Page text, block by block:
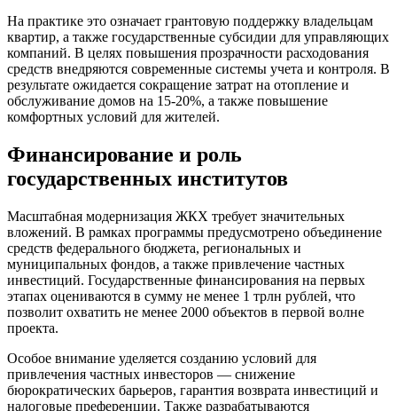
На практике это означает грантовую поддержку владельцам
квартир, а также государственные субсидии для управляющих
компаний. В целях повышения прозрачности расходования
средств внедряются современные системы учета и контроля. В
результате ожидается сокращение затрат на отопление и
обслуживание домов на 15-20%, а также повышение
комфортных условий для жителей.
Финансирование и роль
государственных институтов
Масштабная модернизация ЖКХ требует значительных
вложений. В рамках программы предусмотрено объединение
средств федерального бюджета, региональных и
муниципальных фондов, а также привлечение частных
инвестиций. Государственные финансирования на первых
этапах оцениваются в сумму не менее 1 трлн рублей, что
позволит охватить не менее 2000 объектов в первой волне
проекта.
Особое внимание уделяется созданию условий для
привлечения частных инвесторов — снижение
бюрократических барьеров, гарантия возврата инвестиций и
налоговые преференции. Также разрабатываются